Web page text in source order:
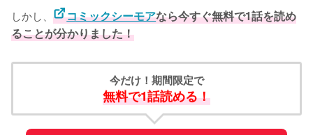
しかし、 コミックシーモアなら今すぐ無料で1話を読め
ることが分かりました！
今だけ！期間限定で
無料で1話読める！